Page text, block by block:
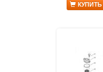
КУПИТЬ